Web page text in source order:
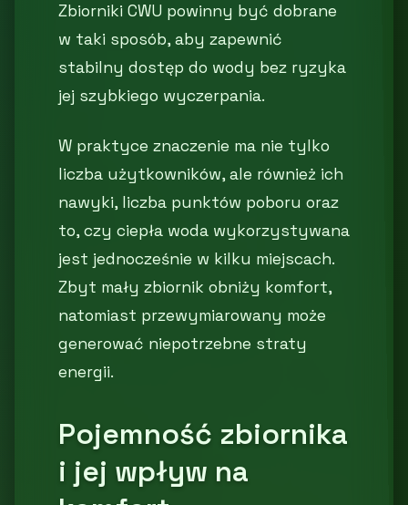
Zbiorniki CWU powinny być dobrane
w taki sposób, aby zapewnić
stabilny dostęp do wody bez ryzyka
jej szybkiego wyczerpania.
W praktyce znaczenie ma nie tylko
liczba użytkowników, ale również ich
nawyki, liczba punktów poboru oraz
to, czy ciepła woda wykorzystywana
jest jednocześnie w kilku miejscach.
Zbyt mały zbiornik obniży komfort,
natomiast przewymiarowany może
generować niepotrzebne straty
energii.
Pojemność zbiornika
i jej wpływ na